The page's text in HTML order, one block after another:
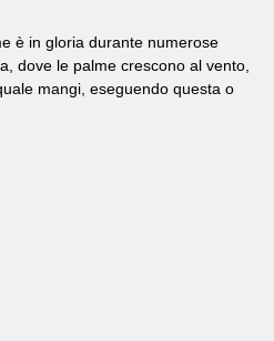
è in gloria durante numerose
dove le palme crescono al vento,
mangi, eseguendo questa o